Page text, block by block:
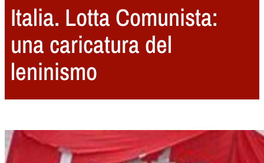
Italia. Lotta Comunista:
una caricatura del
leninismo